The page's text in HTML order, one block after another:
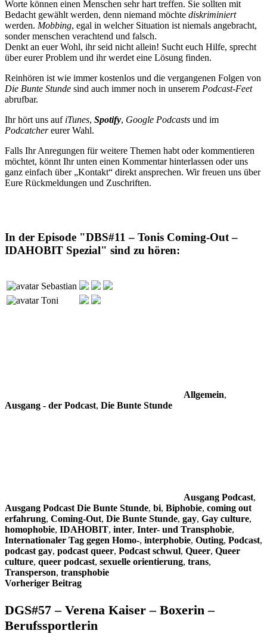
Worte können einen Menschen sehr hart treffen. Sie sollten mit
Bedacht gewählt werden, denn niemand möchte diskriminiert
werden. Mobbing, egal in welcher Situation ist niemals angebracht,
sonder menschen verachtend und falsch.
Denkt an euer Wohl, ihr seid nicht allein! Sucht euch Hilfe, sprecht
über eurer Problem und ihr werdet eine Lösung finden.
Reinhören ist wie immer kostenlos und die vergangenen Folgen von
Die Bunte Stunde sind auch immer noch in unserem Podcast-Feet
abrufbar.
Ihr hört uns auf iTunes, Spotify, Google Podcasts und im
Podcatchereurer Wahl.
Falls Ihr Anregungen für weitere Themen habt oder kommentieren
möchtet, könnt Ihr unten einen Kommentar hinterlassen oder uns
ganz einfach über „Kontakt“ direkt ansprechen. Wir freuen uns über
Eure Rückmeldungen und Zuschriften.
In der Episode "DBS#11 – Tonis Coming-Out –
IDAHOBIT Spezial" sind zu hören:
Sebastian
Toni
Allgemein,
Ausgang - der Podcast, Die Bunte Stunde
Ausgang Podcast,
Ausgang Podcast Die Bunte Stunde, bi, Biphobie, coming out
erfahrung, Coming-Out, Die Bunte Stunde, gay, Gay culture,
homophobie, IDAHOBIT, inter, Inter- und Transphobie,
Internationaler Tag gegen Homo-, interphobie, Outing, Podcast,
podcast gay, podcast queer, Podcast schwul, Queer, Queer
culture, queer podcast, sexuelle orientierung, trans,
Transperson, transphobie
Beitragsnavigation
Vorheriger Beitrag
DGS#57 – Verena Kaiser – Boxerin –
Berufssportlerin